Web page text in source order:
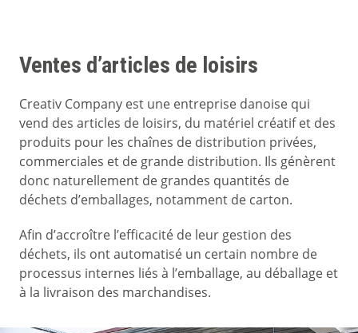
Ventes d’articles de loisirs
Creativ Company est une entreprise danoise qui
vend des articles de loisirs, du matériel créatif et des
produits pour les chaînes de distribution privées,
commerciales et de grande distribution. Ils génèrent
donc naturellement de grandes quantités de
déchets d’emballages, notamment de carton.
Afin d’accroître l’efficacité de leur gestion des
déchets, ils ont automatisé un certain nombre de
processus internes liés à l’emballage, au déballage et
à la livraison des marchandises.